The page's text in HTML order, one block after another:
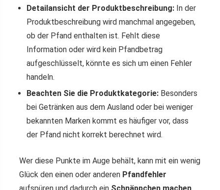
Detailansicht der Produktbeschreibung: In der
Produktbeschreibung wird manchmal angegeben,
ob der Pfand enthalten ist. Fehlt diese
Information oder wird kein Pfandbetrag
aufgeschlüsselt, könnte es sich um einen Fehler
handeln.
Beachten Sie die Produktkategorie: Besonders
bei Getränken aus dem Ausland oder bei weniger
bekannten Marken kommt es häufiger vor, dass
der Pfand nicht korrekt berechnet wird.
Wer diese Punkte im Auge behält, kann mit ein wenig
Glück den einen oder anderen Pfandfehler